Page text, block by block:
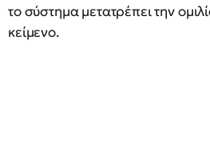
το σύστημα μετατρέπει την
κείμενο.